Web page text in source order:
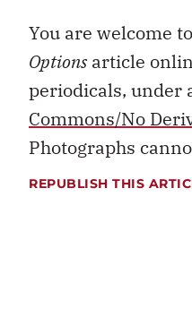
You are welcome
Optionsarticle
periodicals, under
Commons/No
Photographs
REPUBLISH THIS